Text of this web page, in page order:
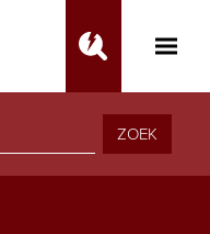
Toggle
ZOEK